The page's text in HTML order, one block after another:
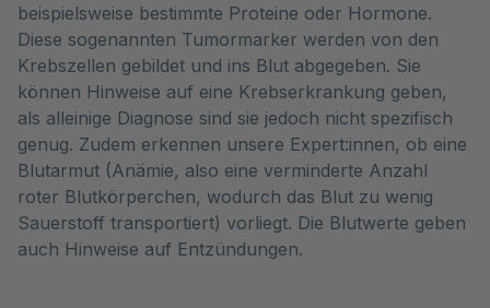
beispielsweise bestimmte Proteine oder Hormone.
Diese sogenannten Tumormarker werden von den
Krebszellen gebildet und ins Blut abgegeben. Sie
können Hinweise auf eine Krebserkrankung geben,
als alleinige Diagnose sind sie jedoch nicht spezifisch
genug. Zudem erkennen unsere Expert:innen, ob eine
Blutarmut (Anämie, also eine verminderte Anzahl
roter Blutkörperchen, wodurch das Blut zu wenig
Sauerstoff transportiert) vorliegt. Die Blutwerte geben
auch Hinweise auf Entzündungen.